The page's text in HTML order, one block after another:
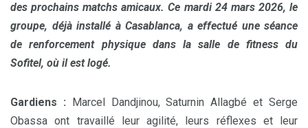
des prochains matchs amicaux. Ce mardi 24 mars 2026, le
groupe, déjà installé à Casablanca, a effectué une séance
de renforcement physique dans la salle de fitness du
Sofitel, où il est logé.
Gardiens : Marcel Dandjinou, Saturnin Allagbé et Serge
Obassa ont travaillé leur agilité, leurs réflexes et leur